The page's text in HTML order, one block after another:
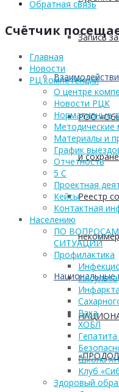
Запись
РОО
и
Реестр
Национальные
Обратная связь
Счётчик
Главная
Новости
РЦ компетенций
О центре
Новости РЦК
Нормативные
Методические
Материалы и
График
Отчетность
5 С
Проектная
Кейсы
Контактная
Населению
ПО
СИТУАЦИЙ
Профилактика
Инсульта
Инфаркта
Рака
ХОБЛ
Школа
Клуб
Здоровый